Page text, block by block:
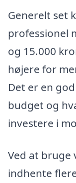
Generelt set
professionel
og 15.000
højere for
Det er en
budget og
investere i
Ved at bruge
indhente